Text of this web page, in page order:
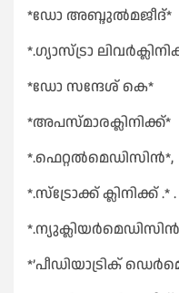
*ഡോ അബ്ദുൽമജീദ്*
*.ഗ്യാസ്ട്രാ
*ഡോ സന്ദേശ് കെ*
*അപസ്മാരക്ലിനിക്ക്*
*.ഫെറ്റൽമെഡിസിൻ*,
*.സ്ട്രോക്ക് ക്ലിനിക്ക് .* .
*’പീഡിയാട്രിക്